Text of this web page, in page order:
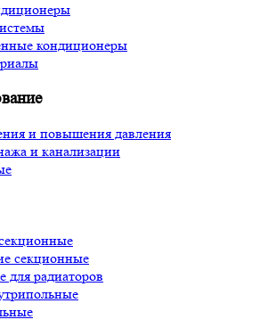
кондиционеры
и повышения давления
и канализации
секционные
радиаторов